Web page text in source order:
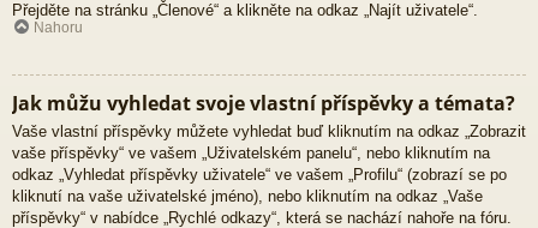
Přejděte na stránku „Členové“ a klikněte na odkaz „Najít uživatele“.
Nahoru
Jak můžu vyhledat svoje vlastní příspěvky a témata?
Vaše vlastní příspěvky můžete vyhledat buď kliknutím na odkaz „Zobrazit
vaše příspěvky“ ve vašem „Uživatelském panelu“, nebo kliknutím na
odkaz „Vyhledat příspěvky uživatele“ ve vašem „Profilu“ (zobrazí se po
kliknutí na vaše uživatelské jméno), nebo kliknutím na odkaz „Vaše
příspěvky“ v nabídce „Rychlé odkazy“, která se nachází nahoře na fóru.